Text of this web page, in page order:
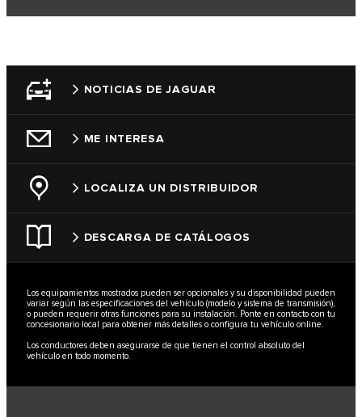
NOTICIAS DE JAGUAR
ME INTERESA
LOCALIZA UN DISTRIBUIDOR
DESCARGA DE CATÁLOGOS
Los equipamientos mostrados pueden ser opcionales y su disponibilidad pueden
variar según las especificaciones del vehículo (modelo y sistema de transmisión),
o pueden requerir otras funciones para su instalación. Ponte en contacto con tu
concesionario local para obtener más detalles o configura tu vehículo online.
Los conductores deben asegurarse de que tienen el control absoluto del
vehículo en todo momento.